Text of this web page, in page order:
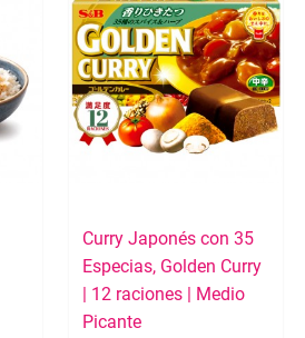
Curry Japonés con 35
Especias, Golden Curry
| 12 raciones | Medio
Picante